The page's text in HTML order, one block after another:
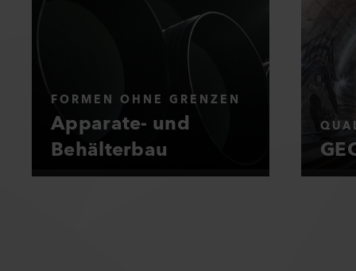
FORMEN OHNE GRENZEN
Apparate- und
Behälterbau